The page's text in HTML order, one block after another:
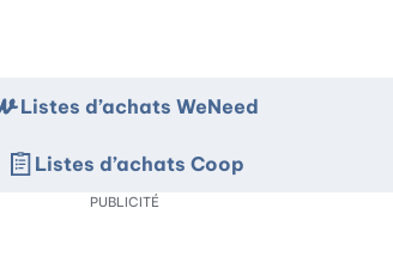
Listes d’achats WeNeed
Listes d’achats Coop
PUBLICITÉ